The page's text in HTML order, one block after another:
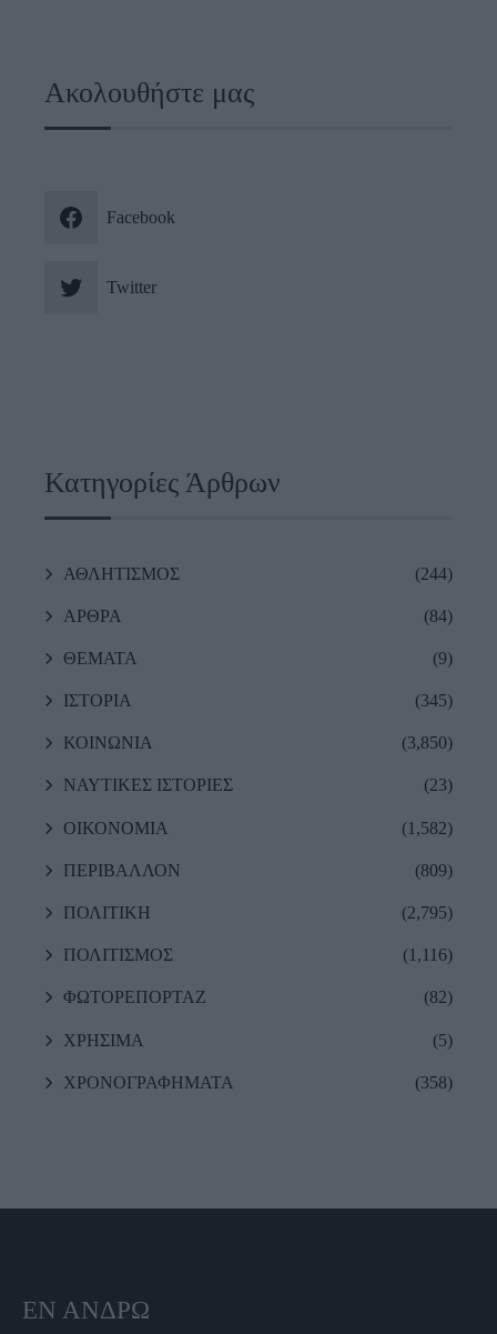
Ακολουθήστε μας
Facebook
Twitter
Κατηγορίες Άρθρων
ΑΘΛΗΤΙΣΜΟΣ (244)
ΑΡΘΡΑ (84)
ΘΕΜΑΤΑ (9)
ΙΣΤΟΡΙΑ (345)
ΚΟΙΝΩΝΙΑ (3,850)
ΝΑΥΤΙΚΕΣ ΙΣΤΟΡΙΕΣ (23)
ΟΙΚΟΝΟΜΙΑ (1,582)
ΠΕΡΙΒΑΛΛΟΝ (809)
ΠΟΛΙΤΙΚΗ (2,795)
ΠΟΛΙΤΙΣΜΟΣ (1,116)
ΦΩΤΟΡΕΠΟΡΤΑΖ (82)
ΧΡΗΣΙΜΑ (5)
ΧΡΟΝΟΓΡΑΦΗΜΑΤΑ (358)
ΕΝ ΆΝΔΡΩ